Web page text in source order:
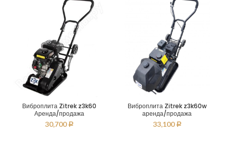
Виброплита Zitrek z3k60
Аренда/продажа
30,700 Р
Виброплита Zitrek z3k60w
аренда/продажа
33,100 Р